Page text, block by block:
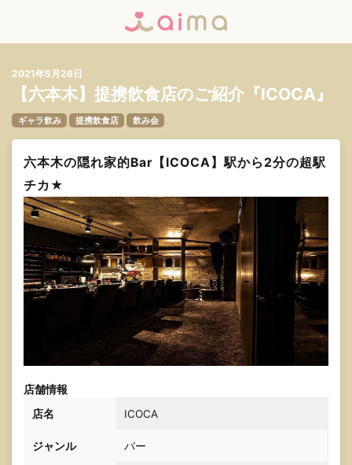
2021年5月26日
【六本木】提携飲食店のご紹介『ICOCA』
ギャラ飲み 提携飲食店 飲み会
六本木の隠れ家的Bar【ICOCA】駅から2分の超駅
チカ★
店舗情報
店名 ICOCA
ジャンル バー